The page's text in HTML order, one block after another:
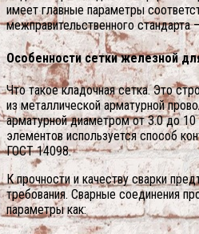
имеет главные параметры
межправительственного
Особенности сетки железной
Что такое кладочная сетка. Это
из металлической арматурной
арматурной диаметром от 3.0 до
элементов используется способ
ГОСТ 14098.
К прочности и качеству сварки
требования. Сварные соединения
параметры как: